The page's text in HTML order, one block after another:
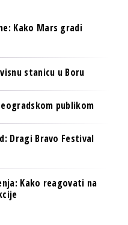
Kako Mars gradi
stanicu u Boru
publikom
Dragi Bravo Festival
Kako reagovati na